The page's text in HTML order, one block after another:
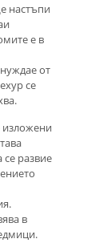
настъпи
е в
от
се
изложени
развие
в